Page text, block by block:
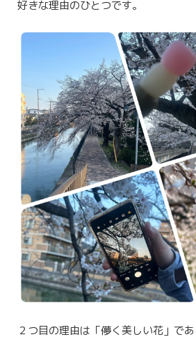
好きな理由のひとつです。
２つ目の理由は「儚く美しい花」で